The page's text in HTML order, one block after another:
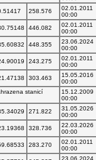
258.576
02.01.2011
00:00
446.082
02.01.2011
00:00
448.355
23.06.2024
00:00
243.275
02.01.2011
00:00
303.463
15.05.2016
00:00
stanicí
15.12.2009
00:00
271.822
31.05.2026
00:00
328.736
22.03.2026
00:00
283.270
02.01.2011
00:00
23.06.2024